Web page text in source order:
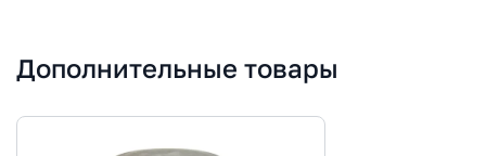
Дополнительные товары